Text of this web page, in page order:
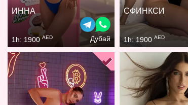
ИННА
1h: 1900 AED Дубай
СФИНКСИ
1h: 1900 AED